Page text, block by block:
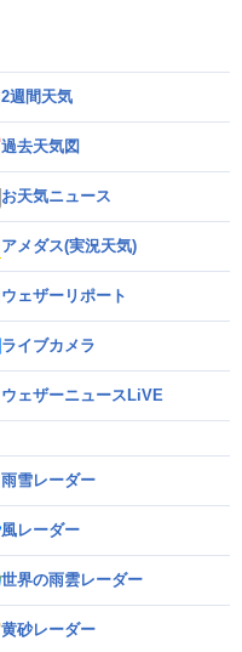
2週間天気
過去天気図
お天気ニュース
アメダス(実況天気)
ウェザーリポート
ライブカメラ
ウェザーニュースLiVE
雨雪レーダー
風レーダー
世界の雨雲レーダー
黄砂レーダー